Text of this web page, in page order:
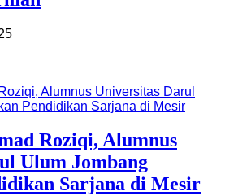
Roziqi, Alumnus
Ulum Jombang
Sarjana di Mesir